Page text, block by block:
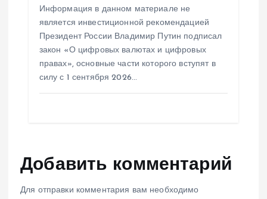
Информация в данном материале не
является инвестиционной рекомендацией
Президент России Владимир Путин подписал
закон «О цифровых валютах и цифровых
правах», основные части которого вступят в
силу с 1 сентября 2026…
Добавить комментарий
Для отправки комментария вам необходимо